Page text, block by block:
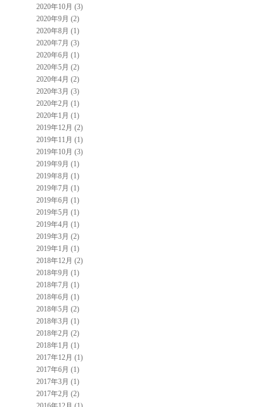
2020年10月 (3)
2020年9月 (2)
2020年8月 (1)
2020年7月 (3)
2020年6月 (1)
2020年5月 (2)
2020年4月 (2)
2020年3月 (3)
2020年2月 (1)
2020年1月 (1)
2019年12月 (2)
2019年11月 (1)
2019年10月 (3)
2019年9月 (1)
2019年8月 (1)
2019年7月 (1)
2019年6月 (1)
2019年5月 (1)
2019年4月 (1)
2019年3月 (2)
2019年1月 (1)
2018年12月 (2)
2018年9月 (1)
2018年7月 (1)
2018年6月 (1)
2018年5月 (2)
2018年3月 (1)
2018年2月 (2)
2018年1月 (1)
2017年12月 (1)
2017年6月 (1)
2017年3月 (1)
2017年2月 (2)